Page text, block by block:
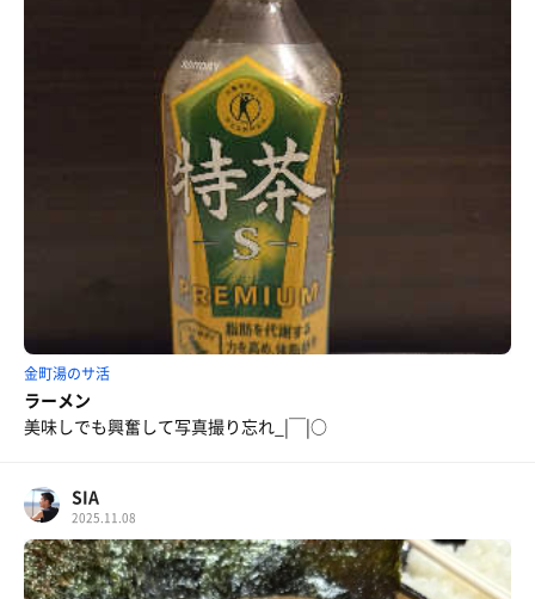
金町湯のサ活
ラーメン
美味しでも興奮して写真撮り忘れ_|￣|○
SIA
2025.11.08